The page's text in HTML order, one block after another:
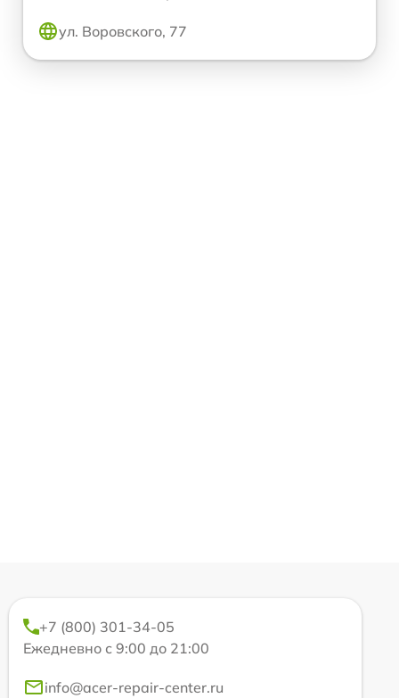
ул. Воровского, 77
+7 (800) 301-34-05
Ежедневно с 9:00 до 21:00
info@acer-repair-center.ru